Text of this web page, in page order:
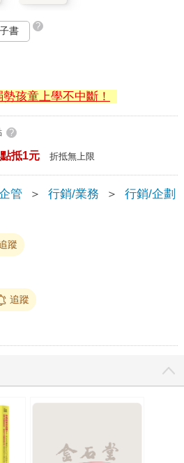
書 ?
孩童上學不中斷！
?
抵1元 折抵無上限
管 ＞ 行銷/業務 ＞ 行銷/企劃
蹤
追蹤